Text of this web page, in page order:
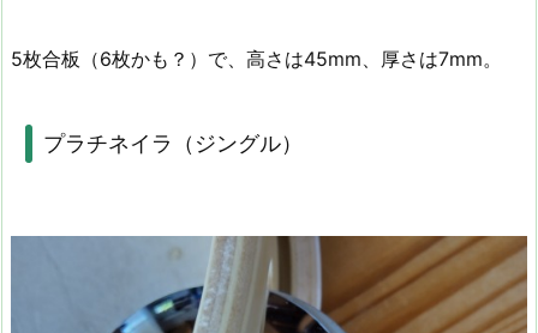
5枚合板（6枚かも？）で、高さは45mm、厚さは7mm。
プラチネイラ（ジングル）